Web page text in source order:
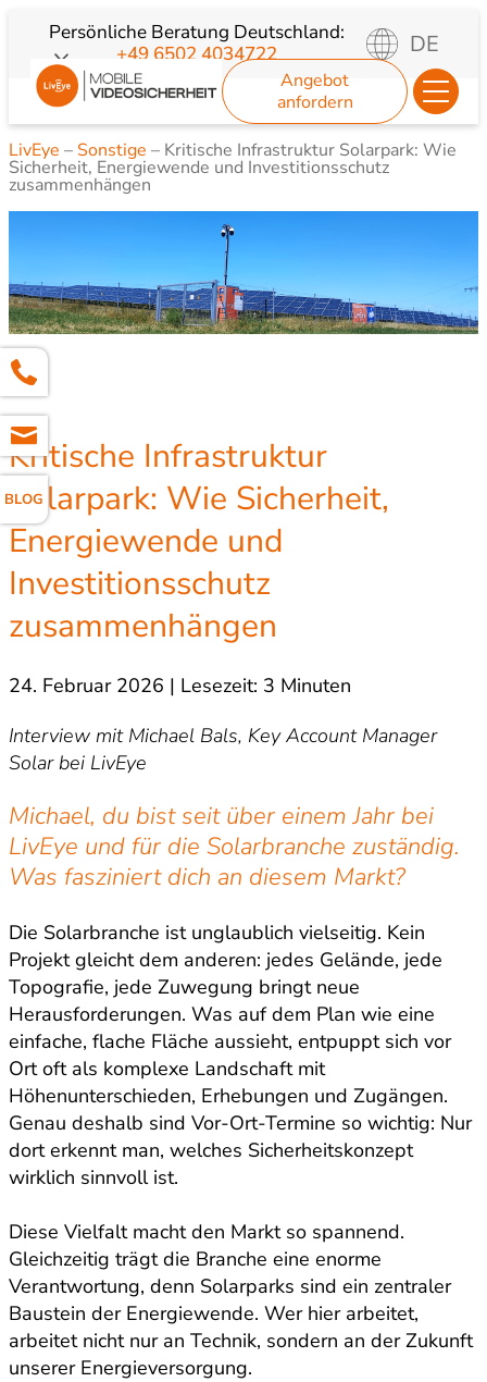
Inhalt
springen
Persönliche Beratung Deutschland:
+49 6502 4034722
DE
Angebot
anfordern
BLOG
LivEye – Sonstige – Kritische Infrastruktur Solarpark: Wie
Sicherheit, Energiewende und Investitionsschutz
zusammenhängen
Kritische Infrastruktur
Solarpark: Wie Sicherheit,
Energiewende und
Investitionsschutz
zusammenhängen
24. Februar 2026 | Lesezeit: 3 Minuten
Interview mit Michael Bals, Key Account Manager
Solar bei LivEye
Michael, du bist seit über einem Jahr bei
LivEye und für die Solarbranche zuständig.
Was fasziniert dich an diesem Markt?
Die Solarbranche ist unglaublich vielseitig. Kein
Projekt gleicht dem anderen: jedes Gelände, jede
Topografie, jede Zuwegung bringt neue
Herausforderungen. Was auf dem Plan wie eine
einfache, flache Fläche aussieht, entpuppt sich vor
Ort oft als komplexe Landschaft mit
Höhenunterschieden, Erhebungen und Zugängen.
Genau deshalb sind Vor-Ort-Termine so wichtig: Nur
dort erkennt man, welches Sicherheitskonzept
wirklich sinnvoll ist.
Diese Vielfalt macht den Markt so spannend.
Gleichzeitig trägt die Branche eine enorme
Verantwortung, denn Solarparks sind ein zentraler
Baustein der Energiewende. Wer hier arbeitet,
arbeitet nicht nur an Technik, sondern an der Zukunft
unserer Energieversorgung.